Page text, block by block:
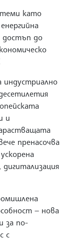
като
достъп до
индустриално
и
пренасочва
— нова
за по-
с